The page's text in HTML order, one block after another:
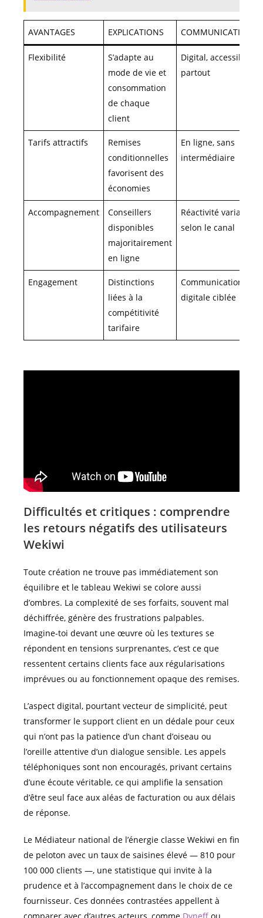
AVANTAGES EXPLICATIONS COMMUNICATIONS
Flexibilité
S’adapte au
mode de vie et
consommation
de chaque
client
Digital, accessible
partout
Tarifs attractifs
Remises
conditionnelles
favorisent des
économies
En ligne, sans
intermédiaire
Accompagnement
Conseillers
disponibles
majoritairement
en ligne
Réactivité variable
selon le canal
Engagement
Distinctions
liées à la
compétitivité
tarifaire
Communication
digitale ciblée
Difficultés et critiques : comprendre
les retours négatifs des utilisateurs
Wekiwi
Toute création ne trouve pas immédiatement son
équilibre et le tableau Wekiwi se colore aussi
d’ombres. La complexité de ses forfaits, souvent mal
déchiffrée, génère des frustrations palpables.
Imagine-toi devant une œuvre où les textures se
répondent en tensions surprenantes, c’est ce que
ressentent certains clients face aux régularisations
imprévues ou au fonctionnement opaque des remises.
L’aspect digital, pourtant vecteur de simplicité, peut
transformer le support client en un dédale pour ceux
qui n’ont pas la patience d’un chant d’oiseau ou
l’oreille attentive d’un dialogue sensible. Les appels
téléphoniques sont non encouragés, privant certains
d’une écoute véritable, ce qui amplifie la sensation
d’être seul face aux aléas de facturation ou aux délais
de réponse.
Le Médiateur national de l’énergie classe Wekiwi en fin
de peloton avec un taux de saisines élevé — 810 pour
100 000 clients —, une statistique qui invite à la
prudence et à l’accompagnement dans le choix de ce
fournisseur. Ces données contrastées appellent à